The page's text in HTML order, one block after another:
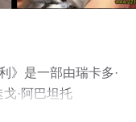
》是一部由瑞卡多·
·阿巴坦托
演绎的意大利电